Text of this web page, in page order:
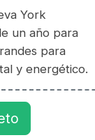
York
un año para
para
y energético.